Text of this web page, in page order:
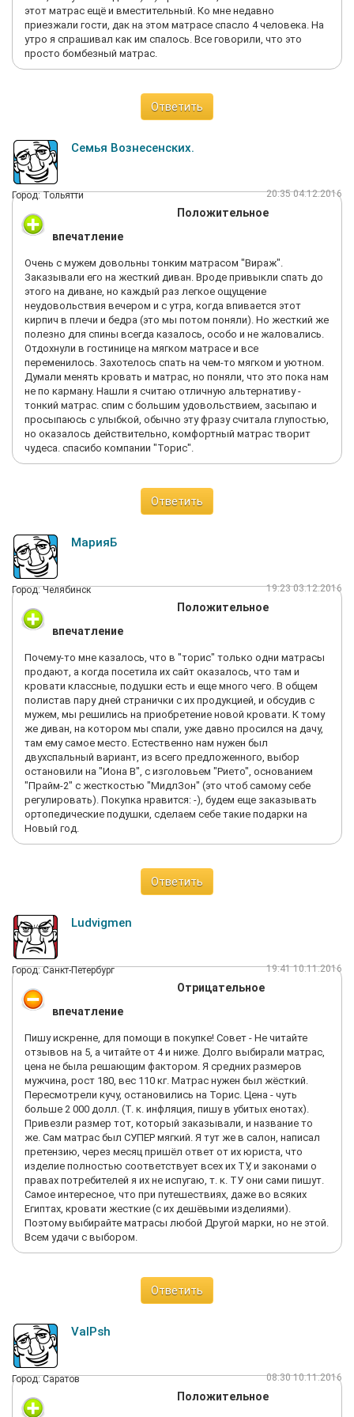
этот матрас ещё и вместительный. Ко мне недавно
приезжали гости, дак на этом матрасе спасло 4 человека. На
утро я спрашивал как им спалось. Все говорили, что это
просто бомбезный матрас.
Ответить
Семья Вознесенских.
Город: Тольятти 20:35 04.12.2016
Положительное
впечатление
Очень с мужем довольны тонким матрасом "Вираж".
Заказывали его на жесткий диван. Вроде привыкли спать до
этого на диване, но каждый раз легкое ощущение
неудовольствия вечером и с утра, когда впивается этот
кирпич в плечи и бедра (это мы потом поняли). Но жесткий же
полезно для спины всегда казалось, особо и не жаловались.
Отдохнули в гостинице на мягком матрасе и все
переменилось. Захотелось спать на чем-то мягком и уютном.
Думали менять кровать и матрас, но поняли, что это пока нам
не по карману. Нашли я считаю отличную альтернативу -
тонкий матрас. спим с большим удовольствием, засыпаю и
просыпаюсь с улыбкой, обычно эту фразу считала глупостью,
но оказалось действительно, комфортный матрас творит
чудеса. спасибо компании "Торис".
Ответить
МарияБ
Город: Челябинск 19:23 03.12.2016
Положительное
впечатление
Почему-то мне казалось, что в "торис" только одни матрасы
продают, а когда посетила их сайт оказалось, что там и
кровати классные, подушки есть и еще много чего. В общем
полистав пару дней странички с их продукцией, и обсудив с
мужем, мы решились на приобретение новой кровати. К тому
же диван, на котором мы спали, уже давно просился на дачу,
там ему самое место. Естественно нам нужен был
двухспальный вариант, из всего предложенного, выбор
остановили на "Иона В", с изголовьем "Рието", основанием
"Прайм-2" с жесткостью "МидлЗон" (это чтоб самому себе
регулировать). Покупка нравится: -), будем еще заказывать
ортопедические подушки, сделаем себе такие подарки на
Новый год.
Ответить
Ludvigmen
Город: Санкт-Петербург 19:41 10.11.2016
Отрицательное
впечатление
Пишу искренне, для помощи в покупке! Совет - Не читайте
отзывов на 5, а читайте от 4 и ниже. Долго выбирали матрас,
цена не была решающим фактором. Я средних размеров
мужчина, рост 180, вес 110 кг. Матрас нужен был жёсткий.
Пересмотрели кучу, остановились на Торис. Цена - чуть
больше 2 000 долл. (Т. к. инфляция, пишу в убитых енотах).
Привезли размер тот, который заказывали, и название то
же. Сам матрас был СУПЕР мягкий. Я тут же в салон, написал
претензию, через месяц пришёл ответ от их юриста, что
изделие полностью соответствует всех их ТУ, и законами о
правах потребителей я их не испугаю, т. к. ТУ они сами пишут.
Самое интересное, что при путешествиях, даже во всяких
Египтах, кровати жесткие (с их дешёвыми изделиями).
Поэтому выбирайте матрасы любой Другой марки, но не этой.
Всем удачи с выбором.
Ответить
ValPsh
Город: Саратов 08:30 10.11.2016
Положительное